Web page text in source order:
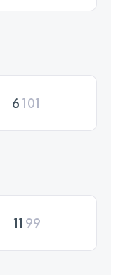
6101
11 99